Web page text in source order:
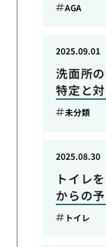
AGA
洗面所
特定と
2025.09.01
未分類
トイレ
からの
2025.08.30
トイレ